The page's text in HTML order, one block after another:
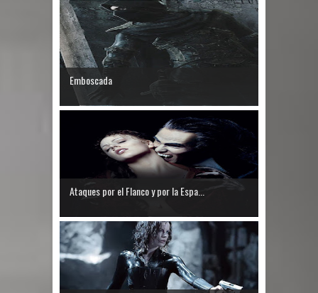
Emboscada
Ataques por el Flanco y por la Espa...